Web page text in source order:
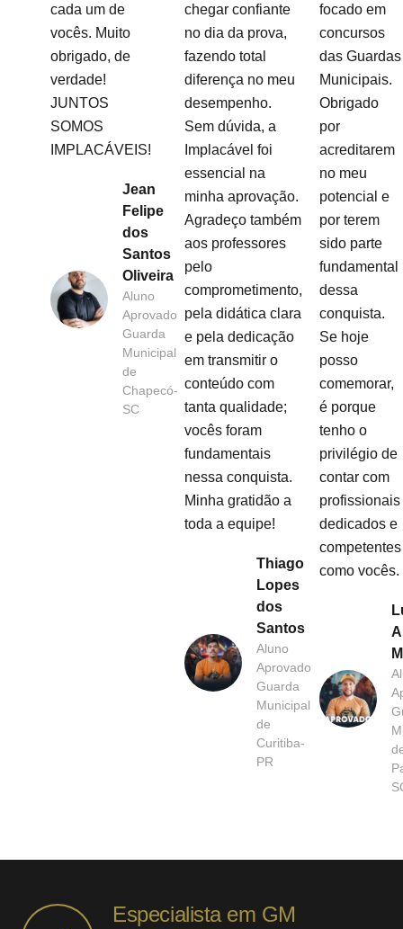
cada um de
vocês. Muito
obrigado, de
verdade!
JUNTOS
SOMOS
IMPLACÁVEIS!
Jean
Felipe
dos
Santos
Oliveira
Aluno
Aprovado
Guarda
Municipal
de
Chapecó-
SC
chegar confiante
no dia da prova,
fazendo total
diferença no meu
desempenho.
Sem dúvida, a
Implacável foi
essencial na
minha aprovação.
Agradeço também
aos professores
pelo
comprometimento,
pela didática clara
e pela dedicação
em transmitir o
conteúdo com
tanta qualidade;
vocês foram
fundamentais
nessa conquista.
Minha gratidão a
toda a equipe!
Thiago
Lopes
dos
Santos
Aluno
Aprovado
Guarda
Municipal
de
Curitiba-
PR
focado em
concursos
das Guardas
Municipais.
Obrigado
por
acreditarem
no meu
potencial e
por terem
sido parte
fundamental
dessa
conquista.
Se hoje
posso
comemorar,
é porque
tenho o
privilégio de
contar com
profissionais
dedicados e
competentes
como vocês.
Especialista em GM